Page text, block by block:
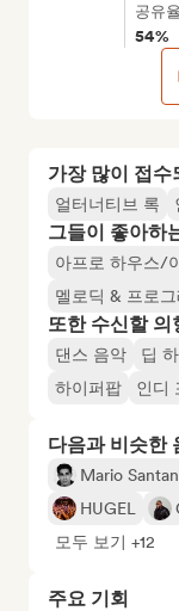
가장 많이 접수
얼터너티브 록
그들이 좋아하
아프로 하우스/
멜로딕 & 프로
또한 수신할 의
댄스 음악 딥
하이퍼팝
인디
다음과 비슷한
Mario
HUGEL
모두 보기 +12
주요 기회
공유율
54%